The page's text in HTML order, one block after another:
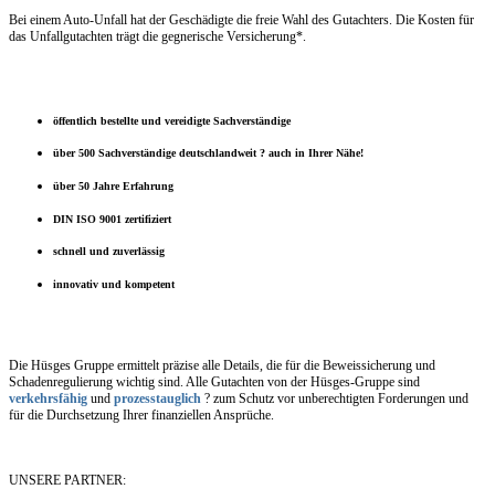
Bei einem Auto-Unfall hat der Geschädigte die freie Wahl des Gutachters. Die Kosten für
das Unfallgutachten trägt die gegnerische Versicherung*.
öffentlich bestellte und vereidigte Sachverständige
über 500 Sachverständige deutschlandweit ? auch in Ihrer Nähe!
über 50 Jahre Erfahrung
DIN ISO 9001 zertifiziert
schnell und zuverlässig
innovativ und kompetent
Die Hüsges Gruppe ermittelt präzise alle Details, die für die Beweissicherung und
Schadenregulierung wichtig sind. Alle Gutachten von der Hüsges-Gruppe sind
verkehrsfähig und prozesstauglich ? zum Schutz vor unberechtigten Forderungen und
für die Durchsetzung Ihrer finanziellen Ansprüche.
UNSERE PARTNER: